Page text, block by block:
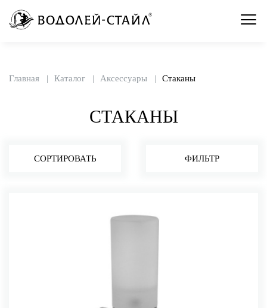
Главная Каталог Аксессуары Стаканы
СТАКАНЫ
СОРТИРОВАТЬ ФИЛЬТР